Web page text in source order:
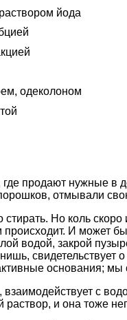
йода
одеколоном
продают нужные в
отмывали
стирать. Но коль
происходит. И может
водой, закрой
свидетельствует
основания;
с
и она тоже